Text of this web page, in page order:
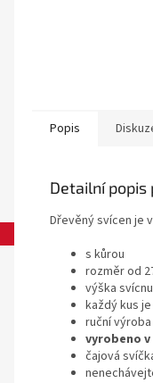
Popis
Detailní popis
Dřevěný svícen je
s kůrou
rozměr od
výška
každý kus
ruční výroba
vyrobeno v
čajová